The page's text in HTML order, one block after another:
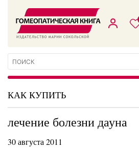
КАК КУПИТЬ
лечение болезни дауна
30 августа 2011